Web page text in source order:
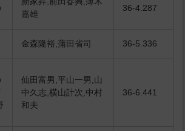
嘉雄
36-4.287
金森隆裕,蒲田省司 36-5.336
仙田富男,平山一男,山
中久志,横山計次,中村
和夫
36-6.441